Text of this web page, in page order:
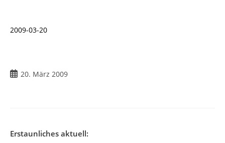
2009-03-20
Beitrag20. März 2009
Erstaunliches aktuell: